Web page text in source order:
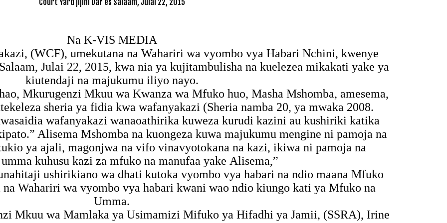
Na K-VIS MEDIA
(WCF), umekutana na Wahariri wa vyombo vya Habari Nchini, kwenye
Julai 22, 2015, kwa nia ya kujitambulisha na kuelezea mikakati yake ya
kiutendaji na majukumu iliyo nayo.
Mkurugenzi Mkuu wa Kwanza wa Mfuko huo, Masha Mshomba, amesema,
sheria ya fidia kwa wafanyakazi (Sheria namba 20, ya mwaka 2008.
wafanyakazi wanaoathirika kuweza kurudi kazini au kushiriki katika
Alisema Mshomba na kuongeza kuwa majukumu mengine ni pamoja na
ya ajali, magonjwa na vifo vinavyotokana na kazi, ikiwa ni pamoja na
kuhusu kazi za mfuko na manufaa yake Alisema,”
ushirikiano wa dhati kutoka vyombo vya habari na ndio maana Mfuko
Wahariri wa vyombo vya habari kwani wao ndio kiungo kati ya Mfuko na
Umma.
Mkuu wa Mamlaka ya Usimamizi Mifuko ya Hifadhi ya Jamii, (SSRA), Irine